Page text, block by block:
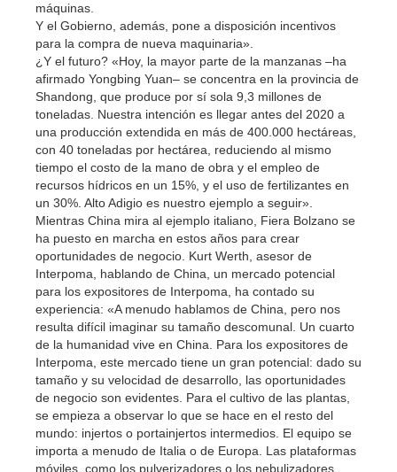
máquinas.
Y el Gobierno, además, pone a disposición incentivos
para la compra de nueva maquinaria».
¿Y el futuro? «Hoy, la mayor parte de la manzanas –ha
afirmado Yongbing Yuan– se concentra en la provincia de
Shandong, que produce por sí sola 9,3 millones de
toneladas. Nuestra intención es llegar antes del 2020 a
una producción extendida en más de 400.000 hectáreas,
con 40 toneladas por hectárea, reduciendo al mismo
tiempo el costo de la mano de obra y el empleo de
recursos hídricos en un 15%, y el uso de fertilizantes en
un 30%. Alto Adigio es nuestro ejemplo a seguir».
Mientras China mira al ejemplo italiano, Fiera Bolzano se
ha puesto en marcha en estos años para crear
oportunidades de negocio. Kurt Werth, asesor de
Interpoma, hablando de China, un mercado potencial
para los expositores de Interpoma, ha contado su
experiencia: «A menudo hablamos de China, pero nos
resulta difícil imaginar su tamaño descomunal. Un cuarto
de la humanidad vive en China. Para los expositores de
Interpoma, este mercado tiene un gran potencial: dado su
tamaño y su velocidad de desarrollo, las oportunidades
de negocio son evidentes. Para el cultivo de las plantas,
se empieza a observar lo que se hace en el resto del
mundo: injertos o portainjertos intermedios. El equipo se
importa a menudo de Italia o de Europa. Las plataformas
móviles, como los pulverizadores o los nebulizadores,